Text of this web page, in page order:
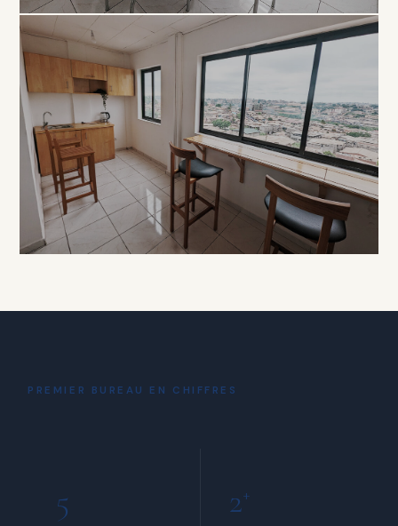
PROFESSIONNEL
Salle de
Réunion
À PARTIR DE 15 000 FCFA / HEURE
Coin Café
INCLUS POUR TOUS LES MEMBRES
PREMIER BUREAU EN CHIFFRES
5 2+